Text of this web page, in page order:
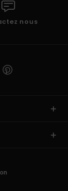
nous